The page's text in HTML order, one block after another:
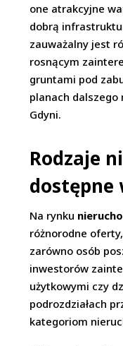
one atrakcyjne
dobrą
zauważalny jest
rosnącym
gruntami pod
planach dalszego
Gdyni.
Rodzaje
dostępne
Na rynku
różnorodne
zarówno osób
inwestorów
użytkowymi czy
podrozdziałach
kategoriom